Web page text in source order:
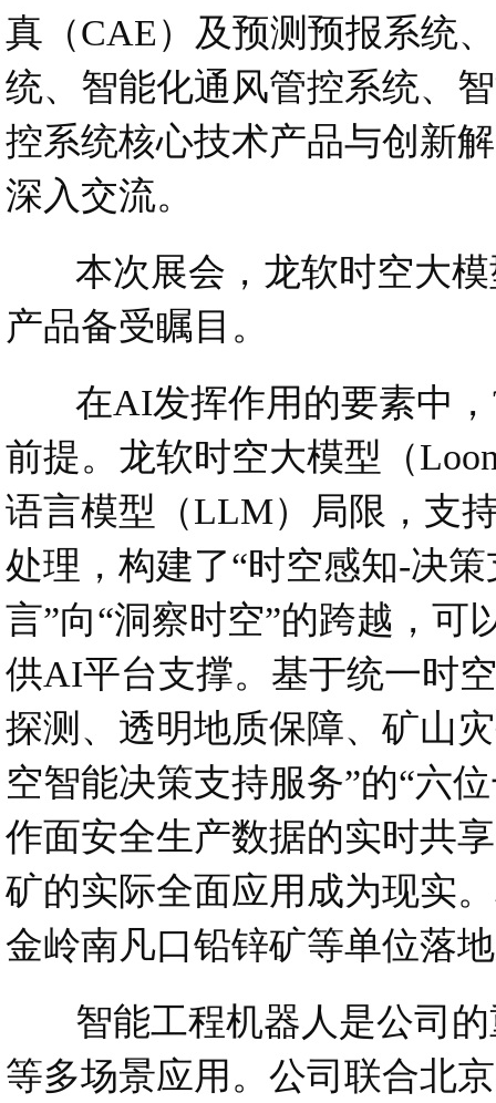
真（CAE）及预测预报系统
统、智能化通风管控系统、
控系统核心技术产品与创新
深入交流。
本次展会，龙软时空大模
产品备受瞩目。
在AI发挥作用的要素中，?
前提。龙软时空大模型（
语言模型（LLM）局限，支
处理，构建了“时空感知-决
言”向“洞察时空”的跨越，
供AI平台支撑。基于统一时
探测、透明地质保障、矿山
空智能决策支持服务”的“六
作面安全生产数据的实时共
矿的实际全面应用成为现实
金岭南凡口铅锌矿等单位落
智能工程机器人是公司的
等多场景应用。公司联合北